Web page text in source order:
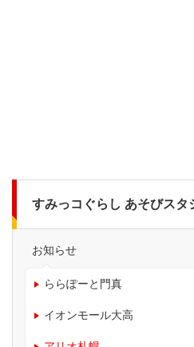
すみっコぐらし あそびスタ
お知らせ
ららぽーと門真
イオンモール大高